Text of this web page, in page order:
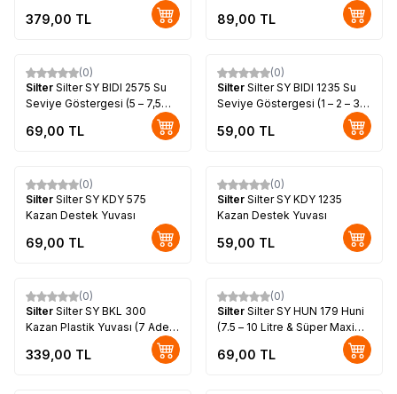
379,00 TL 89,00 TL
(0)
Silter Silter SY BIDI 2575 Su
Seviye Göstergesi (5 – 7,5
Litre Süper Mini & Harmony 5
Litre)
69,00 TL
(0)
Silter Silter SY BIDI 1235 Su
Seviye Göstergesi (1 – 2 – 3,5
59,00 TL
(0)
Silter Silter SY KDY 575
Kazan Destek Yuvası
69,00 TL
(0)
Silter Silter SY KDY 1235
Kazan Destek Yuvası
59,00 TL
(0)
Silter Silter SY BKL 300
Kazan Plastik Yuvası (7 Adet
339,00 TL
(0)
Silter Silter SY HUN 179 Huni
(7.5 – 10 Litre & Süper Maxi
69,00 TL